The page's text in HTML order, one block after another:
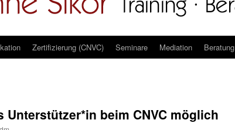
Zertifizierung (CNVC) Seminare Mediation Beratung
beim CNVC möglich